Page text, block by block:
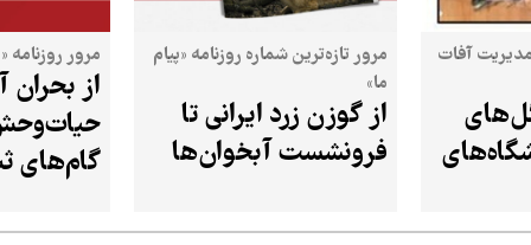
آفات
مرور تازه‌ترین شماره روزنامه «پیام
ما»
از گوزن زرد ایرانی تا
فرونشست آبخوان‌ها
مرور روزنامه
از
حیات‌وحش
گام‌های